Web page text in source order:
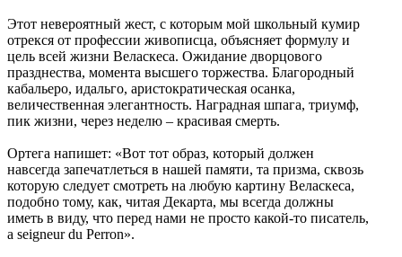
Этот невероятный жест, с которым мой школьный кумир
отрекся от профессии живописца, объясняет формулу и
цель всей жизни Веласкеса. Ожидание дворцового
празднества, момента высшего торжества. Благородный
кабальеро, идальго, аристократическая осанка,
величественная элегантность. Наградная шпага, триумф,
пик жизни, через неделю – красивая смерть.
Ортега напишет: «Вот тот образ, который должен
навсегда запечатлеться в нашей памяти, та призма, сквозь
которую следует смотреть на любую картину Веласкеса,
подобно тому, как, читая Декарта, мы всегда должны
иметь в виду, что перед нами не просто какой-то писатель,
а seigneur du Perron».